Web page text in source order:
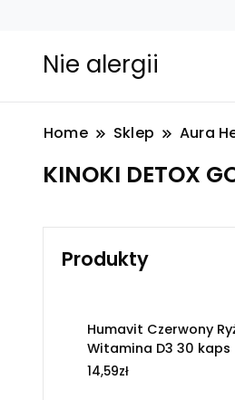
Nie alergii
Home Sklep Aura
KINOKI DETOX
Produkty
Humavit Czerwony
Witamina D3 30 kaps
14,59zł